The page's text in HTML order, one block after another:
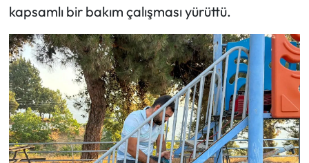
kapsamlı bir bakım çalışması yürüttü.